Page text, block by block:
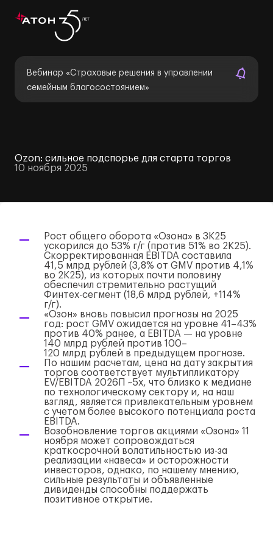
Вебинар «Страховые решения в управлении
семейным благосостоянием»
Ozon: сильное подспорье для старта торгов
10 ноября 2025
Рост общего оборота «Озона» в 3К25
ускорился до 53% г/г (против 51% во 2К25).
Скорректированная EBITDA составила
41,5 млрд рублей (3,8% от GMV против 4,1%
во 2К25), из которых почти половину
обеспечил стремительно растущий
Финтех-сегмент (18,6 млрд рублей, +114%
г/г).
«Озон» вновь повысил прогнозы на 2025
год: рост GMV ожидается на уровне 41–43%
против 40% ранее, а EBITDA — на уровне
140 млрд рублей против 100–
120 млрд рублей в предыдущем прогнозе.
По нашим расчетам, цена на дату закрытия
торгов соответствует мультипликатору
EV/EBITDA 2026П ~5x, что близко к медиане
по технологическому сектору и, на наш
взгляд, является привлекательным уровнем
с учетом более высокого потенциала роста
EBITDA.
Возобновление торгов акциями «Озона» 11
ноября может сопровождаться
краткосрочной волатильностью из-за
реализации «навеса» и осторожности
инвесторов, однако, по нашему мнению,
сильные результаты и объявленные
дивиденды способны поддержать
позитивное открытие.